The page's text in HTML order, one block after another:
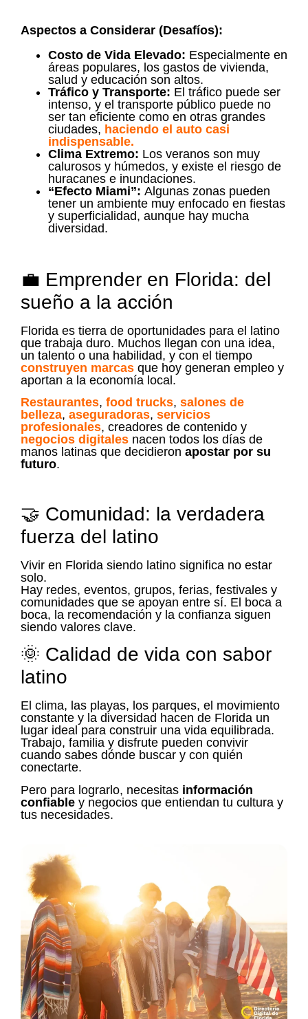
Aspectos a Considerar (Desafíos):
Costo de Vida Elevado: Especialmente en
áreas populares, los gastos de vivienda,
salud y educación son altos.
Tráfico y Transporte: El tráfico puede ser
intenso, y el transporte público puede no
ser tan eficiente como en otras grandes
ciudades, haciendo el auto casi
indispensable.
Clima Extremo: Los veranos son muy
calurosos y húmedos, y existe el riesgo de
huracanes e inundaciones.
“Efecto Miami”: Algunas zonas pueden
tener un ambiente muy enfocado en fiestas
y superficialidad, aunque hay mucha
diversidad.
💼 Emprender en Florida: del
sueño a la acción
Florida es tierra de oportunidades para el latino
que trabaja duro. Muchos llegan con una idea,
un talento o una habilidad, y con el tiempo
construyen marcas que hoy generan empleo y
aportan a la economía local.
Restaurantes, food trucks, salones de
belleza, aseguradoras, servicios
profesionales, creadores de contenido y
negocios digitales nacen todos los días de
manos latinas que decidieron apostar por su
futuro.
🤝 Comunidad: la verdadera
fuerza del latino
Vivir en Florida siendo latino significa no estar
solo.
Hay redes, eventos, grupos, ferias, festivales y
comunidades que se apoyan entre sí. El boca a
boca, la recomendación y la confianza siguen
siendo valores clave.
🌞 Calidad de vida con sabor
latino
El clima, las playas, los parques, el movimiento
constante y la diversidad hacen de Florida un
lugar ideal para construir una vida equilibrada.
Trabajo, familia y disfrute pueden convivir
cuando sabes dónde buscar y con quién
conectarte.
Pero para lograrlo, necesitas información
confiable y negocios que entiendan tu cultura y
tus necesidades.